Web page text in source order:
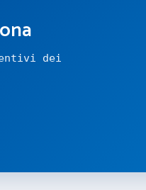
dei